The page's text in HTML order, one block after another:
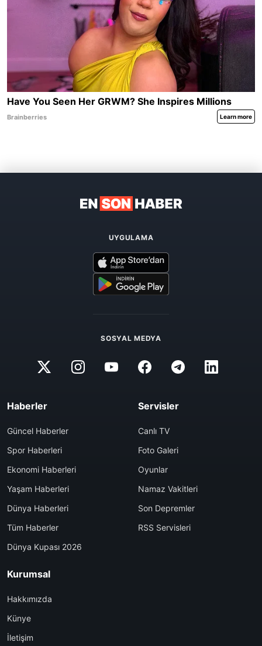
UYGULAMA
SOSYAL MEDYA
Haberler
Güncel Haberler
Spor Haberleri
Ekonomi Haberleri
Yaşam Haberleri
Dünya Haberleri
Tüm Haberler
Dünya Kupası 2026
Servisler
Canlı TV
Foto Galeri
Oyunlar
Namaz Vakitleri
Son Depremler
RSS Servisleri
Kurumsal
Hakkımızda
Künye
İletişim